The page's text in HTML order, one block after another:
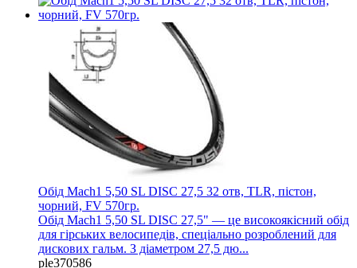
Обід Mach1 5,50 SL DISC 27,5 32 отв, TLR, пістон,
чорний, FV 570гр.
Обід Mach1 5,50 SL DISC 27,5" — це високоякісний обід
для гірських велосипедів, спеціально розроблений для
дискових гальм. З діаметром 27,5 дю...
ple370586